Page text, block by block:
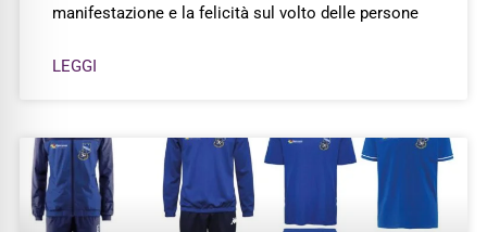
manifestazione e la felicità sul volto delle persone
LEGGI